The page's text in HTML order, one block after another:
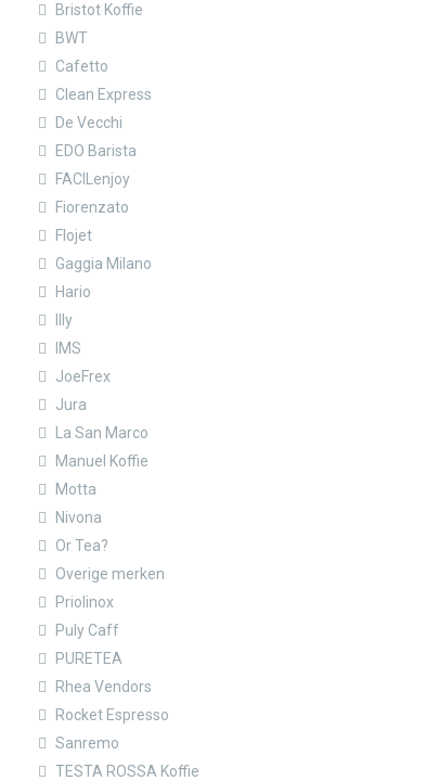
Bristot Koffie
BWT
Cafetto
Clean Express
De Vecchi
EDO Barista
FACILenjoy
Fiorenzato
Flojet
Gaggia Milano
Hario
Illy
IMS
JoeFrex
Jura
La San Marco
Manuel Koffie
Motta
Nivona
Or Tea?
Overige merken
Priolinox
Puly Caff
PURETEA
Rhea Vendors
Rocket Espresso
Sanremo
TESTA ROSSA Koffie